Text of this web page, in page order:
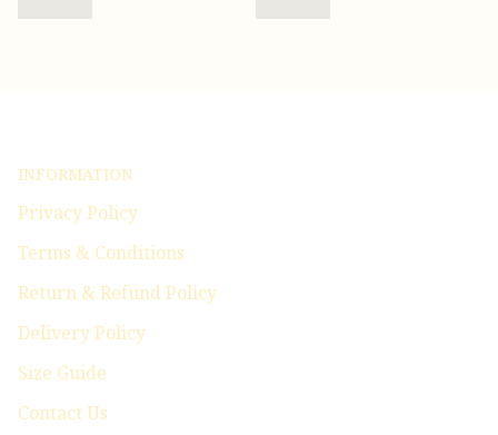
INFORMATION
Privacy Policy
Terms & Conditions
Return & Refund Policy
Delivery Policy
Size Guide
Contact Us